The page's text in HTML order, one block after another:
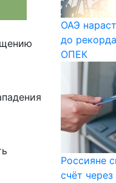
ОАЭ
до
ОПЕК
Россияне
счёт